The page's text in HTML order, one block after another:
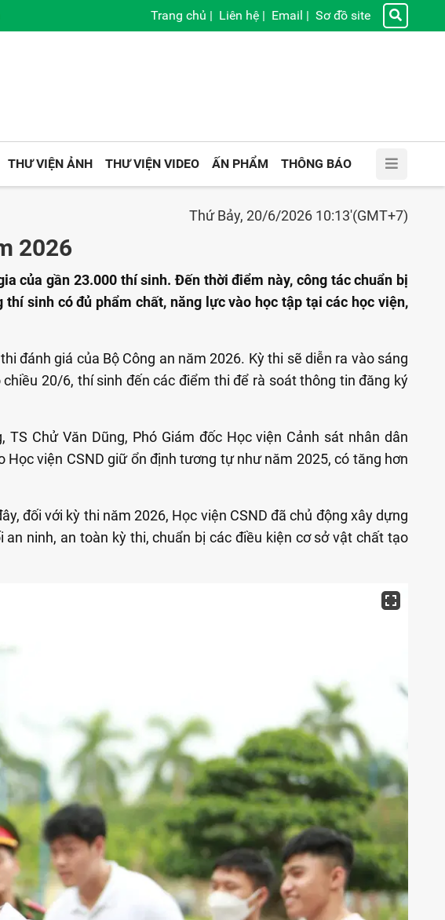
Trang chủ | Liên hệ | Email | Sơ đồ site
THƯ VIỆN ẢNH THƯ VIỆN VIDEO ẤN PHẨM THÔNG BÁO
Thứ Bảy, 20/6/2026 10:13'(GMT+7)
2026
của gần 23.000 thí sinh. Đến thời điểm này, công tác chuẩn bị
sinh có đủ phẩm chất, năng lực vào học tập tại các học viện,
đánh giá của Bộ Công an năm 2026. Kỳ thi sẽ diễn ra vào sáng
20/6, thí sinh đến các điểm thi để rà soát thông tin đăng ký
Chử Văn Dũng, Phó Giám đốc Học viện Cảnh sát nhân dân
viện CSND giữ ổn định tương tự như năm 2025, có tăng hơn
đối với kỳ thi năm 2026, Học viện CSND đã chủ động xây dựng
ninh, an toàn kỳ thi, chuẩn bị các điều kiện cơ sở vật chất tạo